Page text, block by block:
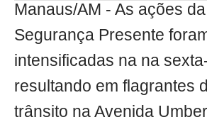
Manaus/AM - As ações
Segurança Presente
intensificadas na na
resultando em flagrantes
trânsito na Avenida